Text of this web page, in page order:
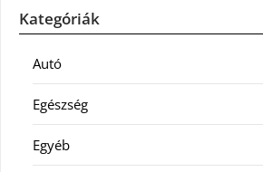
Kategóriák
Autó
Egészség
Egyéb